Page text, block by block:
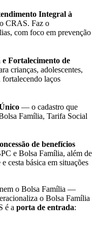
Integral à
CRAS. Faz o
com foco em prevenção
Fortalecimento de
crianças, adolescentes,
fortalecendo laços
— o cadastro que
Família, Tarifa Social
de benefícios
e Bolsa Família, além de
cesta básica em situações
o Bolsa Família —
o Bolsa Família
é a porta de entrada: